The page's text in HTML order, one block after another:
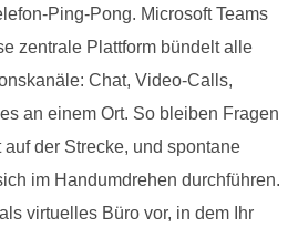
Ping-Pong. Microsoft Teams
zentrale Plattform bündelt alle
Chat, Video-Calls,
an einem Ort. So bleiben Fragen
der Strecke, und spontane
im Handumdrehen durchführen.
virtuelles Büro vor, in dem Ihr